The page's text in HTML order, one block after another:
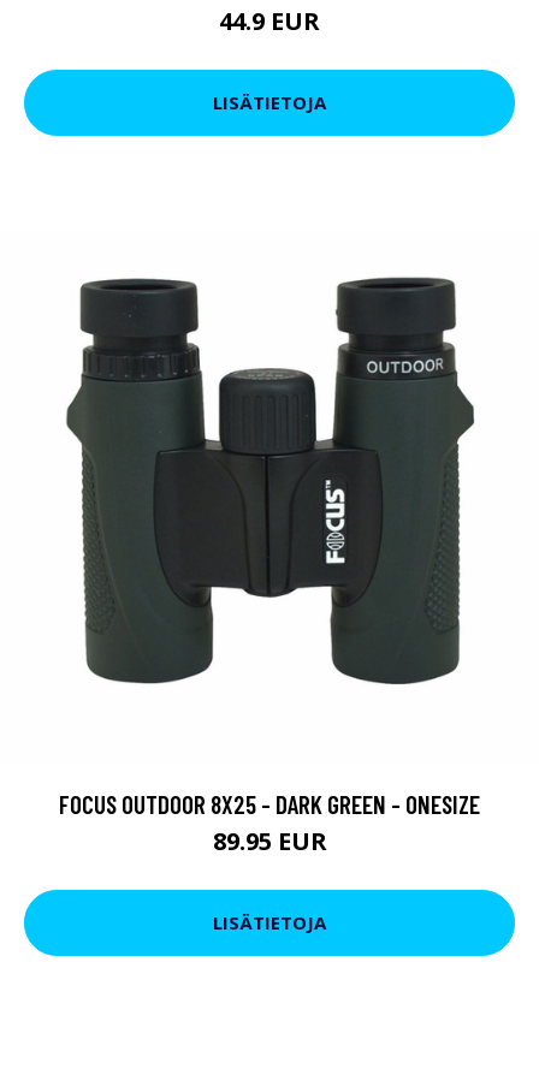
44.9 EUR
LISÄTIETOJA
FOCUS OUTDOOR 8X25 - DARK GREEN - ONESIZE
89.95 EUR
LISÄTIETOJA